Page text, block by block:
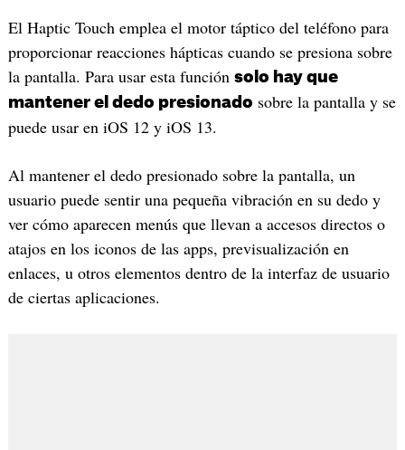
El Haptic Touch emplea el motor táptico del teléfono para
proporcionar reacciones hápticas cuando se presiona sobre
la pantalla. Para usar esta función solo hay que
mantener el dedo presionado sobre la pantalla y se
puede usar en iOS 12 y iOS 13.
Al mantener el dedo presionado sobre la pantalla, un
usuario puede sentir una pequeña vibración en su dedo y
ver cómo aparecen menús que llevan a accesos directos o
atajos en los iconos de las apps, previsualización en
enlaces, u otros elementos dentro de la interfaz de usuario
de ciertas aplicaciones.